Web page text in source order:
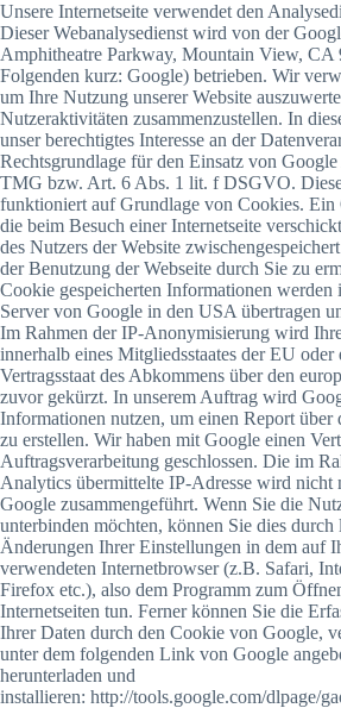
Unsere Internetseite verwendet den
Dieser Webanalysedienst wird von der
Amphitheatre Parkway, Mountain View,
Folgenden kurz: Google) betrieben. Wir
um Ihre Nutzung unserer Website
Nutzeraktivitäten zusammenzustellen. In
unser berechtigtes Interesse an der
Rechtsgrundlage für den Einsatz von
TMG bzw. Art. 6 Abs. 1 lit. f DSGVO.
funktioniert auf Grundlage von Cookies. Ein
die beim Besuch einer Internetseite
des Nutzers der Website
der Benutzung der Webseite durch Sie zu
Cookie gespeicherten Informationen werden
Server von Google in den USA übertragen
Im Rahmen der IP-Anonymisierung wird
innerhalb eines Mitgliedsstaates der EU oder
Vertragsstaat des Abkommens über den
zuvor gekürzt. In unserem Auftrag wird
Informationen nutzen, um einen Report über
zu erstellen. Wir haben mit Google einen
Auftragsverarbeitung geschlossen. Die im
Analytics übermittelte IP-Adresse wird nicht
Google zusammengeführt. Wenn Sie die
unterbinden möchten, können Sie dies
Änderungen Ihrer Einstellungen in dem auf
verwendeten Internetbrowser (z.B. Safari,
Firefox etc.), also dem Programm zum
Internetseiten tun. Ferner können Sie die
Ihrer Daten durch den Cookie von Google,
unter dem folgenden Link von Google
herunterladen und
installieren: http://tools.google.com/dlpage/